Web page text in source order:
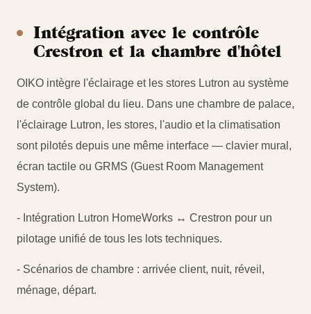
Intégration avec le contrôle
Crestron et la chambre d'hôtel
OIKO intègre l'éclairage et les stores Lutron au système
de contrôle global du lieu. Dans une chambre de palace,
l'éclairage Lutron, les stores, l'audio et la climatisation
sont pilotés depuis une même interface — clavier mural,
écran tactile ou GRMS (Guest Room Management
System).
- Intégration Lutron HomeWorks ↔ Crestron pour un
pilotage unifié de tous les lots techniques.
- Scénarios de chambre : arrivée client, nuit, réveil,
ménage, départ.